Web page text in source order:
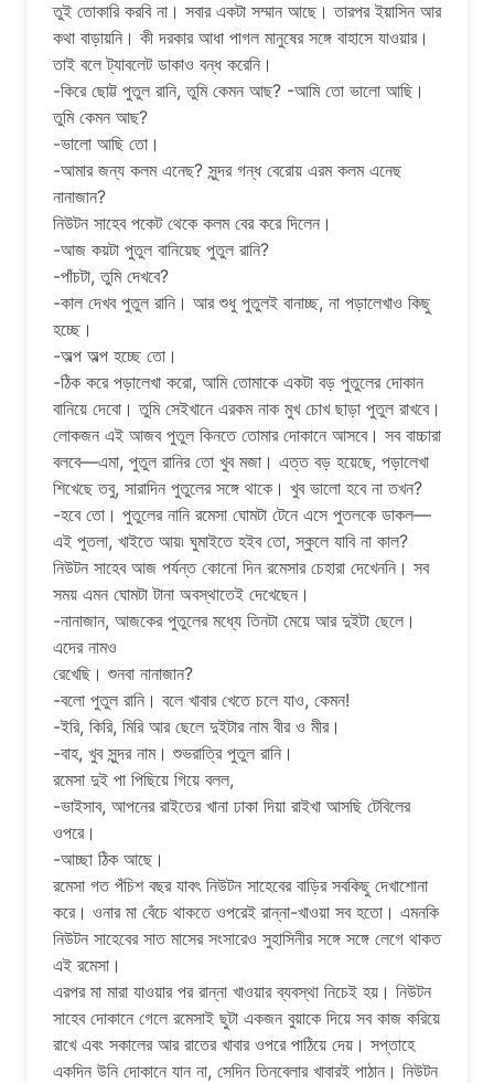
তুই তোকারি করবি না। সবার একটা সম্মান আছে। তারপর ইয়াসিন আর
কথা বাড়ায়নি। কী দরকার আধা পাগল মানুষের সঙ্গে বাহাসে যাওয়ার।
তাই বলে ট্যাবলেট ডাকাও বন্ধ করেনি।
-কিরে ছোট্ট পুতুল রানি, তুমি কেমন আছ? -আমি তো ভালো আছি।
তুমি কেমন আছ?
-ভালো আছি তো।
-আমার জন্য কলম এনেছ? সুন্দর গন্ধ বেরোয় এরম কলম এনেছ
নানাজান?
নিউটন সাহেব পকেট থেকে কলম বের করে দিলেন।
-আজ কয়টা পুতুল বানিয়েছ পুতুল রানি?
-পাঁচটা, তুমি দেখবে?
-কাল দেখব পুতুল রানি। আর শুধু পুতুলই বানাচ্ছ, না পড়ালেখাও কিছু
হচ্ছে।
-অল্প অল্প হচ্ছে তো।
-ঠিক করে পড়ালেখা করো, আমি তোমাকে একটা বড় পুতুলের দোকান
বানিয়ে দেবো। তুমি সেইখানে এরকম নাক মুখ চোখ ছাড়া পুতুল রাখবে।
লোকজন এই আজব পুতুল কিনতে তোমার দোকানে আসবে। সব বাচ্চারা
বলবে—এমা, পুতুল রানির তো খুব মজা। এত্ত বড় হয়েছে, পড়ালেখা
শিখেছে তবু, সারাদিন পুতুলের সঙ্গে থাকে। খুব ভালো হবে না তখন?
-হবে তো। পুতুলের নানি রমেসা ঘোমটা টেনে এসে পুতলকে ডাকল—
এই পুতলা, খাইতে আয়৷ ঘুমাইতে হইব তো, স্কুলে যাবি না কাল?
নিউটন সাহেব আজ পর্যন্ত কোনো দিন রমেসার চেহারা দেখেননি। সব
সময় এমন ঘোমটা টানা অবস্থাতেই দেখেছেন।
-নানাজান, আজকের পুতুলের মধ্যে তিনটা মেয়ে আর দুইটা ছেলে।
এদের নামও
রেখেছি। শুনবা নানাজান?
-বলো পুতুল রানি। বলে খাবার খেতে চলে যাও, কেমন!
-ইরি, কিরি, মিরি আর ছেলে দুইটার নাম বীর ও মীর।
-বাহ, খুব সুন্দর নাম। শুভরাত্রি পুতুল রানি।
রমেসা দুই পা পিছিয়ে গিয়ে বলল,
-ভাইসাব, আপনের রাইতের খানা ঢাকা দিয়া রাইখা আসছি টেবিলের
ওপরে।
-আচ্ছা ঠিক আছে।
রমেসা গত পঁচিশ বছর যাবৎ নিউটন সাহেবের বাড়ির সবকিছু দেখাশোনা
করে। ওনার মা বেঁচে থাকতে ওপরেই রান্না-খাওয়া সব হতো। এমনকি
নিউটন সাহেবের সাত মাসের সংসারেও সুহাসিনীর সঙ্গে সঙ্গে লেগে থাকত
এই রমেসা।
এরপর মা মারা যাওয়ার পর রান্না খাওয়ার ব্যবস্থা নিচেই হয়। নিউটন
সাহেব দোকানে গেলে রমেসাই ছুটা একজন বুয়াকে দিয়ে সব কাজ করিয়ে
রাখে এবং সকালের আর রাতের খাবার ওপরে পাঠিয়ে দেয়। সপ্তাহে
একদিন উনি দোকানে যান না, সেদিন তিনবেলার খাবারই পাঠান। নিউটন